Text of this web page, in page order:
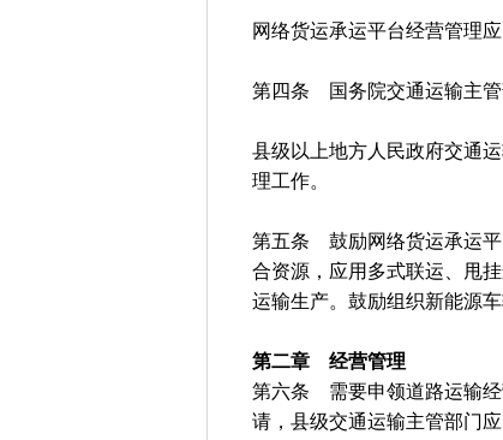
网络货运承运平台经营管理
第四条 国务院交通运输主管
县级以上地方人民政府交通
理工作。
第五条 鼓励网络货运承运平
合资源，应用多式联运、甩
运输生产。鼓励组织新能源
第二章 经营管理
第六条 需要申领道路运输经
请，县级交通运输主管部门